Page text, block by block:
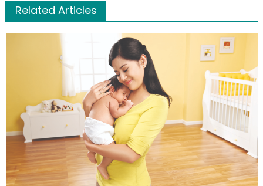
Related Articles